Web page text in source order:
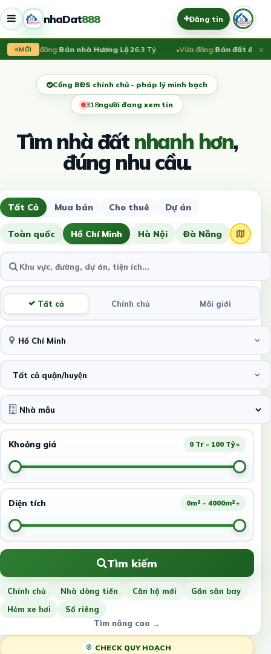
nhaDat888 Đăng tin
MỚI
Vừa đăng:Bán nhà Hương Lộ 26.3 Tỷ Vừa đăng:Bán đất đường
×
Cổng BĐS chính chủ - pháp lý minh bạch
318người đang xem tin
Tìm nhà đấtnhanh hơn,
đúng nhu cầu.
Tất Cả Mua bán Cho thuê Dự án
Toàn quốc Hồ Chí Minh Hà Nội Đà Nẵng
Tất cả Chính chủ Môi giới
Hồ Chí Minh
Tất cả quận/huyện
Khoảng giá 0 Tr - 100 Tỷ+
Diện tích 0m² - 4000m²+
Tìm kiếm
Chính chủ Nhà dòng tiền Căn hộ mới
Gần sân bay
Hẻm xe hơi
Sổ riêng
Tìm nâng cao →
CHECK QUY HOẠCH